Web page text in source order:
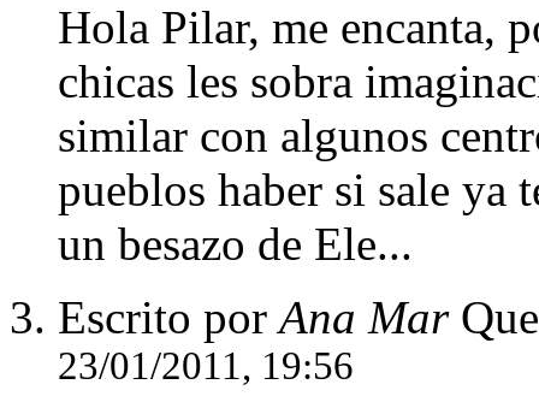
Hola Pilar, me encanta,
chicas les sobra
similar con algunos
pueblos haber si sale
un besazo de Ele...
Escrito porAna Mar
23/01/2011, 19:56